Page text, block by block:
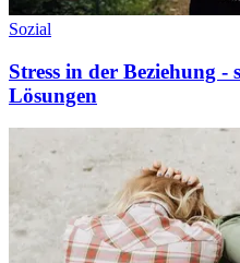
Sozial
Stress in der Beziehung -
Lösungen